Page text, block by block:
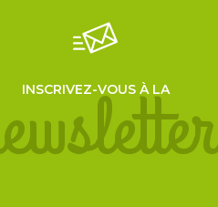
INSCRIVEZ-VOUS À LA